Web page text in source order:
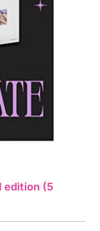
edition (5